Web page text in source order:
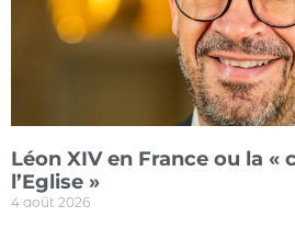
Léon XIV en France ou la «
l’Eglise »
4 août 2026